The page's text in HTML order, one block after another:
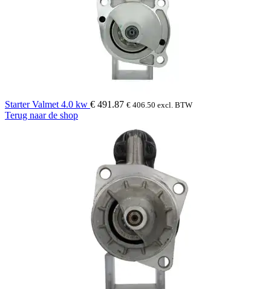
Starter Valmet 4.0 kw € 491.87 € 406.50 excl. BTW
Terug naar de shop